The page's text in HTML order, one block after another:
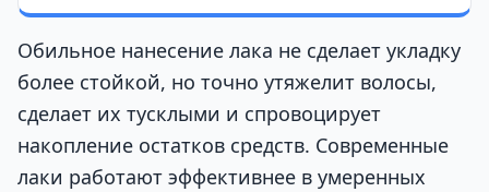
Обильное нанесение лака не сделает укладку
более стойкой, но точно утяжелит волосы,
сделает их тусклыми и спровоцирует
накопление остатков средств. Современные
лаки работают эффективнее в умеренных